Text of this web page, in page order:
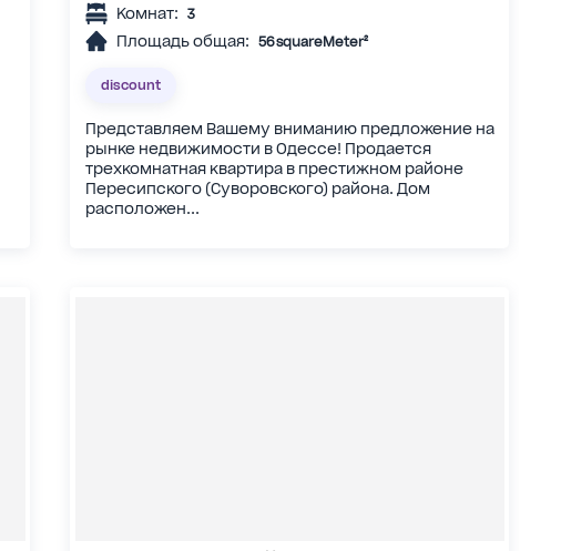
Комнат: 3
Площадь общая: 56 squareMeter²
discount
Представляем Вашему вниманию предложение на
рынке недвижимости в Одессе! Продается
трехкомнатная квартира в престижном районе
Пересипского (Суворовского) района. Дом
расположен...